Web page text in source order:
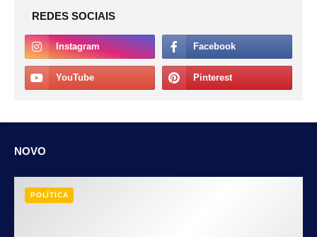
REDES SOCIAIS
NOVO
POLÍTICA